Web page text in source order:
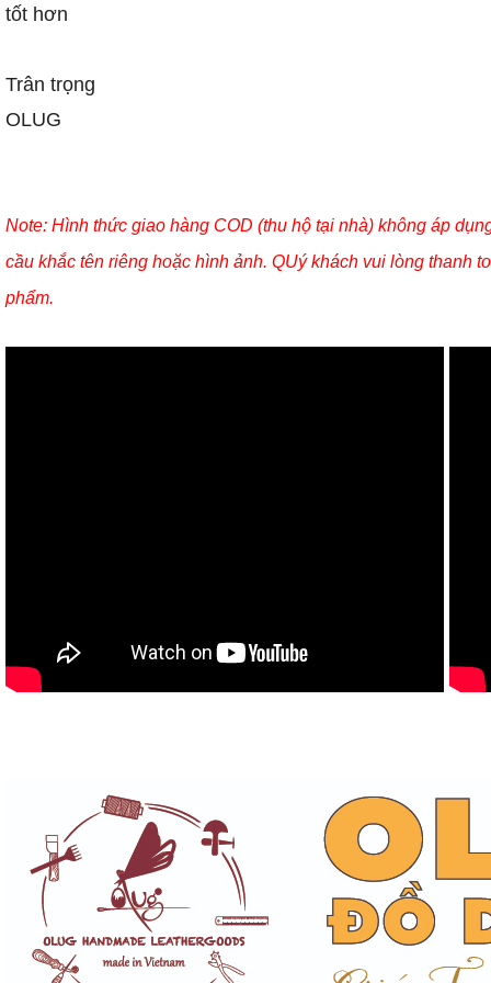
tốt hơn
Trân trọng
OLUG
Note: Hình thức giao hàng COD (thu hộ tại nhà) không áp
cầu khắc tên riêng hoặc hình ảnh. QUý khách vui lòng thanh
phẩm.